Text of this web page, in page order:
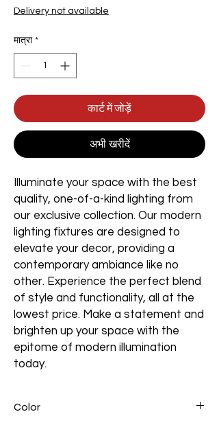
Delivery not available
मात्रा *
कार्ट में जोड़ें
अभी खरीदें
Illuminate your space with the best
quality, one-of-a-kind lighting from
our exclusive collection. Our modern
lighting fixtures are designed to
elevate your decor, providing a
contemporary ambiance like no
other. Experience the perfect blend
of style and functionality, all at the
lowest price. Make a statement and
brighten up your space with the
epitome of modern illumination
today.
Color